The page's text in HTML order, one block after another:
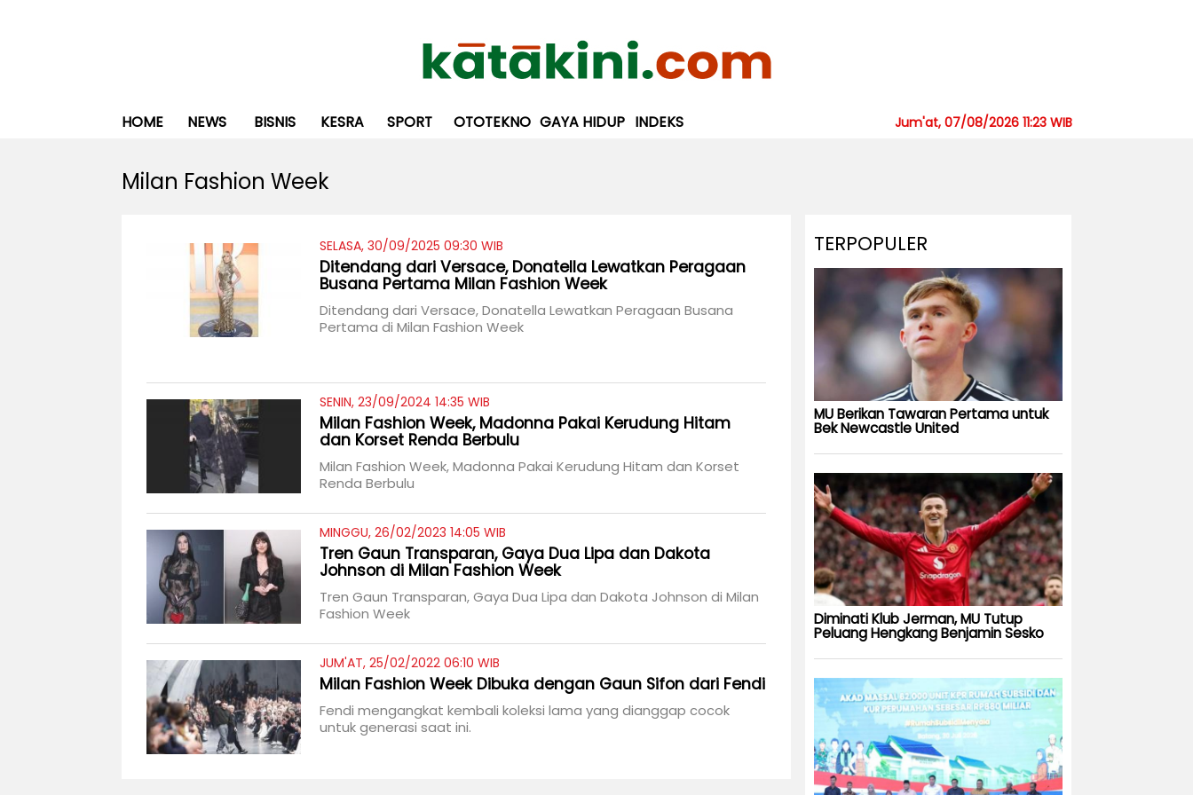
HOME NEWS BISNIS KESRA SPORT OTOTEKNO GAYA HIDUP INDEKS Jum'at, 07/08/2026 11:23 WIB
Milan Fashion Week
SELASA, 30/09/2025 09:30 WIB
Ditendang dari Versace, Donatella Lewatkan Peragaan
Busana Pertama Milan Fashion Week
Ditendang dari Versace, Donatella Lewatkan Peragaan Busana
Pertama di Milan Fashion Week
SENIN, 23/09/2024 14:35 WIB
Milan Fashion Week, Madonna Pakai Kerudung Hitam
dan Korset Renda Berbulu
Milan Fashion Week, Madonna Pakai Kerudung Hitam dan Korset
Renda Berbulu
MINGGU, 26/02/2023 14:05 WIB
Tren Gaun Transparan, Gaya Dua Lipa dan Dakota
Johnson di Milan Fashion Week
Tren Gaun Transparan, Gaya Dua Lipa dan Dakota Johnson di Milan
Fashion Week
JUM'AT, 25/02/2022 06:10 WIB
Milan Fashion Week Dibuka dengan Gaun Sifon dari Fendi
Fendi mengangkat kembali koleksi lama yang dianggap cocok
untuk generasi saat ini.
TERPOPULER
MU Berikan Tawaran Pertama untuk
Bek Newcastle United
Diminati Klub Jerman, MU Tutup
Peluang Hengkang Benjamin Sesko